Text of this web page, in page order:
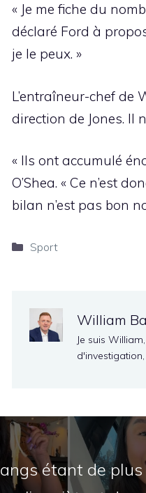
« Je me fiche du
déclaré Ford à
je le peux. »
L’entraîneur-chef de
direction de Jones. Il
« Ils ont accumulé
O’Shea. « Ce n’est
bilan n’est pas bon
Catégories
Sport
William
Je suis
étant de